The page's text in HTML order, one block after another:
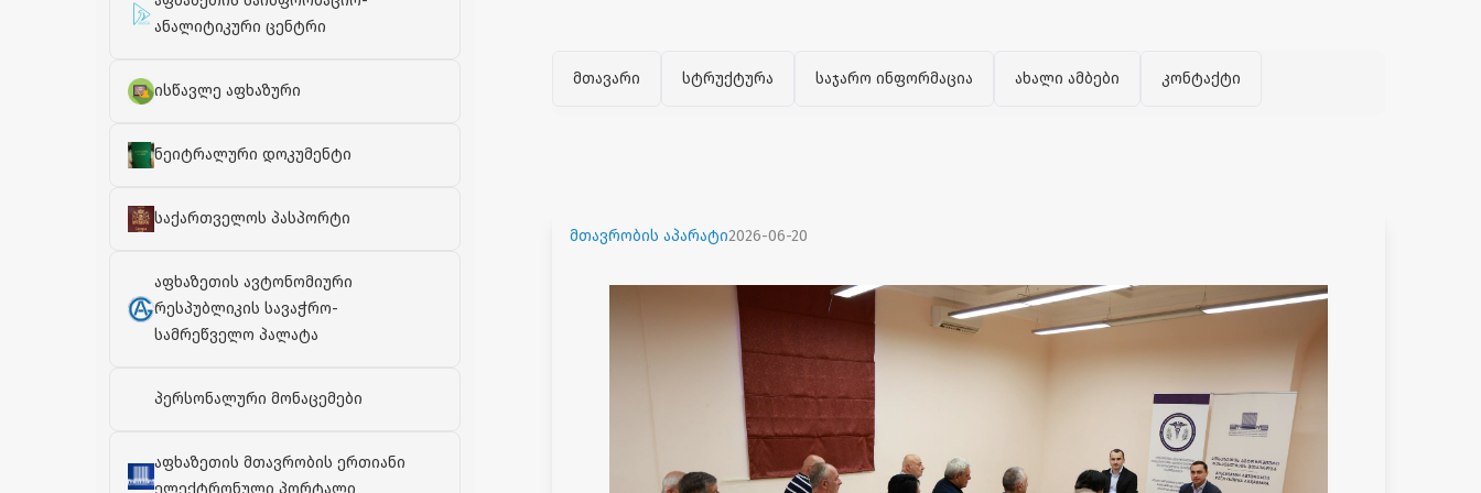
ანალიტიკური ცენტრი
ისწავლე აფხაზური
ნეიტრალური დოკუმენტი
საქართველოს პასპორტი
აფხაზეთის ავტონომიური
რესპუბლიკის სავაჭრო-
სამრეწველო პალატა
პერსონალური მონაცემები
აფხაზეთის მთავრობის ერთიანი
ელექტრონული პორტალი
მთავარი სტრუქტურა საჯარო ინფორმაცია ახალი ამბები კონტაქტი
მთავრობის აპარატი2026-06-20